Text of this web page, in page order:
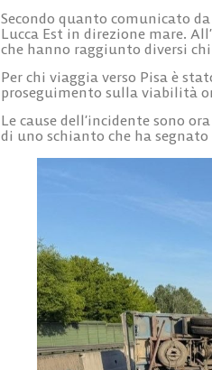
Secondo quanto comunicato
Lucca Est in direzione mare.
che hanno raggiunto diversi
Per chi viaggia verso Pisa è
proseguimento sulla viabilità
Le cause dell’incidente sono
di uno schianto che ha